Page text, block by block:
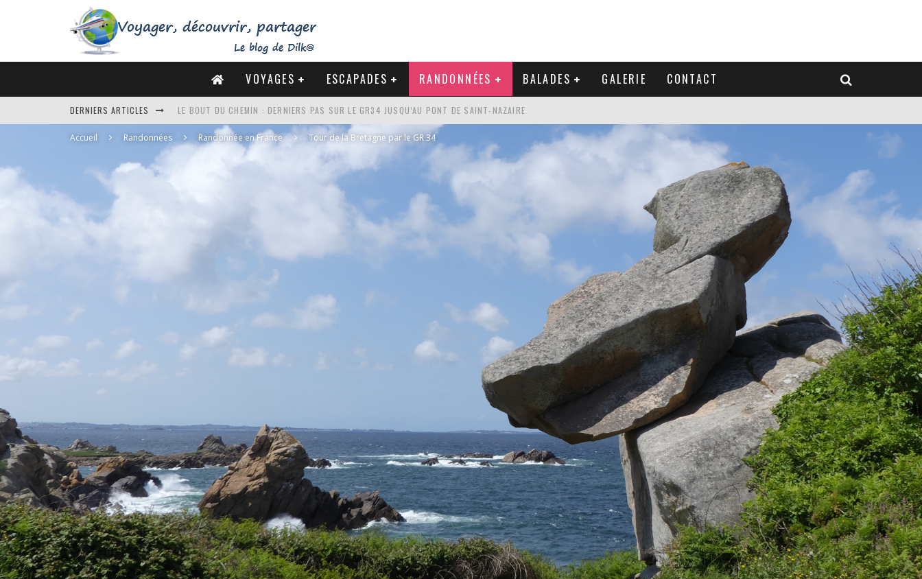
VOYAGES ESCAPADES RANDONNÉES BALADES GALERIE CONTACT
DERNIERS ARTICLES
LE BOUT DU CHEMIN : DERNIERS PAS SUR LE GR34 JUSQU’AU PONT DE SAINT-NAZAIRE
DE LA CÔTE SAUVAGE À LA BAIE DE LA BAULE
DES MARAIS SALANTS DE GUÉRANDE À LA CÔTE SAUVAGE DU CROISIC
DU MONT SAINT-MICHEL À SAINT-NAZAIRE : PAS À PAS VERS MES RACINES
Accueil Randonnées Randonnée en France Tour de la Bretagne par le GR 34